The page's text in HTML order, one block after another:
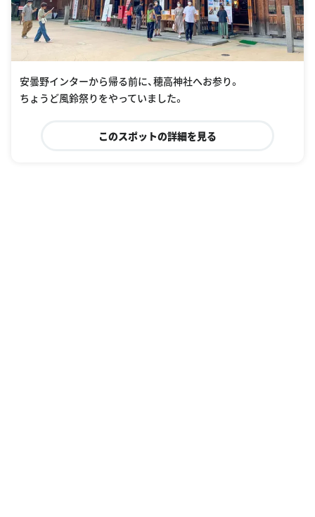
安曇野インターから帰る前に、穂高神社へお参り。
ちょうど風鈴祭りをやっていました。
このスポットの詳細を見る